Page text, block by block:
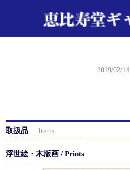
2019/02/14
取扱品 Items
浮世絵・木版画 / Prints